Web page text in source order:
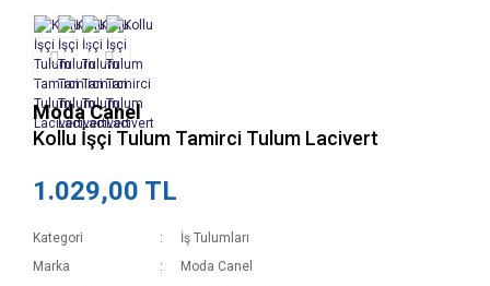
Moda Canel
Kollu İşçi Tulum Tamirci Tulum Lacivert
1.029,00 TL
Kategori
İş Tulumları
Marka
Moda Canel